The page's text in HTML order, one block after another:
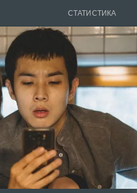
СТАТИСТИКА